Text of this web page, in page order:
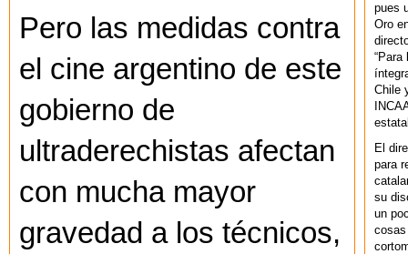
Pero las medidas contra
el cine argentino de este
gobierno de
ultraderechistas afectan
con mucha mayor
gravedad a los técnicos,
pues
Oro
“Para
Chile
El
para
su
un
cosas